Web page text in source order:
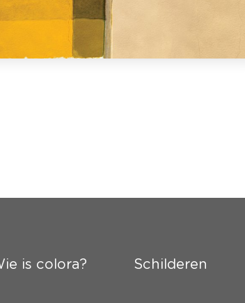
is colora? Schilderen